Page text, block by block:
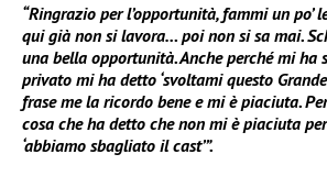
“Ringrazio per l’opportunità, fammi un po’
qui già non si lavora… poi non si sa mai.
una bella opportunità. Anche perché mi ha
privato mi ha detto ‘svoltami questo Grande
frase me la ricordo bene e mi è piaciuta.
cosa che ha detto che non mi è piaciuta
‘abbiamo sbagliato il cast’”.